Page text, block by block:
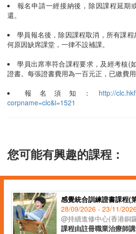
報名申請一經接納後，除因課程延期
還。
學員報名後，除因課程取消，所有課
何原因缺席課堂，一律不設補課。
學員出席率符合課程要求，及經考核(
證書。每張證書費用為一百元正，已繳費用
報名須知： http://
corpname=clc&i=1521
您可能有興趣的課程：
感覺統合訓練證書課程(
28/09/2026 - 23/11/